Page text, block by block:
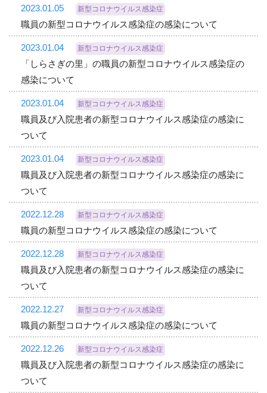
2023.01.05 新型コロナウイルス感染症
職員の新型コロナウイルス感染症の感染について
2023.01.04 新型コロナウイルス感染症
「しらさぎの里」の職員の新型コロナウイルス感染症の
感染について
2023.01.04 新型コロナウイルス感染症
職員及び入院患者の新型コロナウイルス感染症の感染に
ついて
2023.01.04 新型コロナウイルス感染症
職員及び入院患者の新型コロナウイルス感染症の感染に
ついて
2022.12.28 新型コロナウイルス感染症
職員の新型コロナウイルス感染症の感染について
2022.12.28 新型コロナウイルス感染症
職員及び入院患者の新型コロナウイルス感染症の感染に
ついて
2022.12.27 新型コロナウイルス感染症
職員の新型コロナウイルス感染症の感染について
2022.12.26 新型コロナウイルス感染症
職員及び入院患者の新型コロナウイルス感染症の感染に
ついて